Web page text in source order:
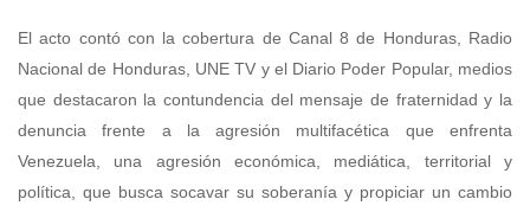
El acto contó con la cobertura de Canal 8 de Honduras, Radio
Nacional de Honduras, UNE TV y el Diario Poder Popular, medios
que destacaron la contundencia del mensaje de fraternidad y la
denuncia frente a la agresión multifacética que enfrenta
Venezuela, una agresión económica, mediática, territorial y
política, que busca socavar su soberanía y propiciar un cambio